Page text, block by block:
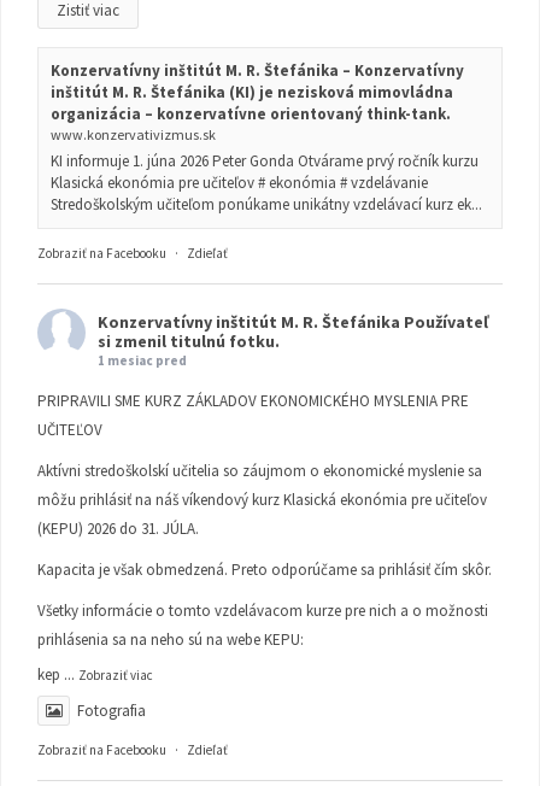
Zistiť viac
Konzervatívny inštitút M. R. Štefánika – Konzervatívny
inštitút M. R. Štefánika (KI) je nezisková mimovládna
organizácia – konzervatívne orientovaný think-tank.
www.konzervativizmus.sk
KI informuje 1. júna 2026 Peter Gonda Otvárame prvý ročník kurzu
Klasická ekonómia pre učiteľov # ekonómia # vzdelávanie
Stredoškolským učiteľom ponúkame unikátny vzdelávací kurz ek...
Zobraziť na Facebooku · Zdieľať
Konzervatívny inštitút M. R. Štefánika Používateľ
si zmenil titulnú fotku.
1 mesiac pred
PRIPRAVILI SME KURZ ZÁKLADOV EKONOMICKÉHO MYSLENIA PRE
UČITEĽOV
Aktívni stredoškolskí učitelia so záujmom o ekonomické myslenie sa
môžu prihlásiť na náš víkendový kurz Klasická ekonómia pre učiteľov
(KEPU) 2026 do 31. JÚLA.
Kapacita je však obmedzená. Preto odporúčame sa prihlásiť čím skôr.
Všetky informácie o tomto vzdelávacom kurze pre nich a o možnosti
prihlásenia sa na neho sú na webe KEPU:
kep ... Zobraziť viac
Fotografia
Zobraziť na Facebooku · Zdieľať